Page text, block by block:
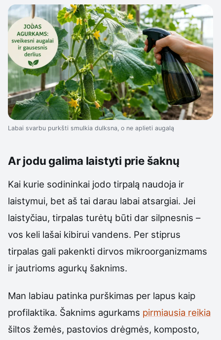
Labai svarbu purkšti smulkia dulksna, o ne aplieti augalą
Ar jodu galima laistyti prie šaknų
Kai kurie sodininkai jodo tirpalą naudoja ir
laistymui, bet aš tai darau labai atsargiai. Jei
laistyčiau, tirpalas turėtų būti dar silpnesnis –
vos keli lašai kibirui vandens. Per stiprus
tirpalas gali pakenkti dirvos mikroorganizmams
ir jautrioms agurkų šaknims.
Man labiau patinka purškimas per lapus kaip
profilaktika. Šaknims agurkams pirmiausia reikia
šiltos žemės, pastovios drėgmės, komposto,